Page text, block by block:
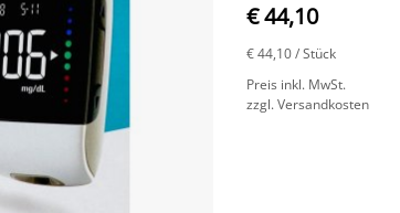
€ 44,10
€ 44,10/ Stück
Preis inkl. MwSt.
zzgl. Versandkosten